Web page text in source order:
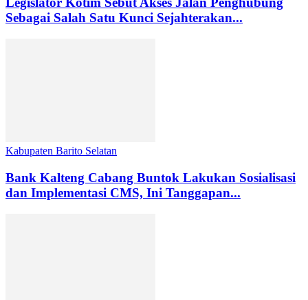
Sebagai Salah Satu Kunci Sejahterakan...
Kabupaten Barito Selatan
Bank Kalteng Cabang Buntok Lakukan Sosialisasi
dan Implementasi CMS, Ini Tanggapan...